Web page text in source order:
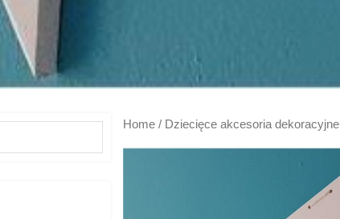
Home / Dziecięce akcesoria dekoracyjne